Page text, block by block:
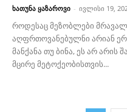
ხათუნა ყაზაროვი - ივლისი 19,
როდესაც მეზობლები
აღფრთოვანებულნი არიან
მანქანა თუ ბინა, ეს არ არის
მცირე მეტოქეობისთვის...